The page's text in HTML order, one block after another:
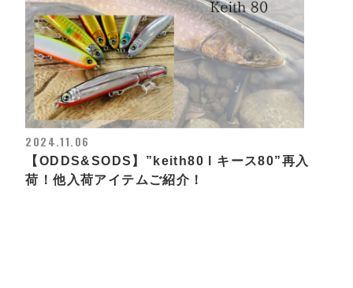
2024.11.06
【ODDS&SODS】”keith80 l キース80”再入
荷！他入荷アイテムご紹介！